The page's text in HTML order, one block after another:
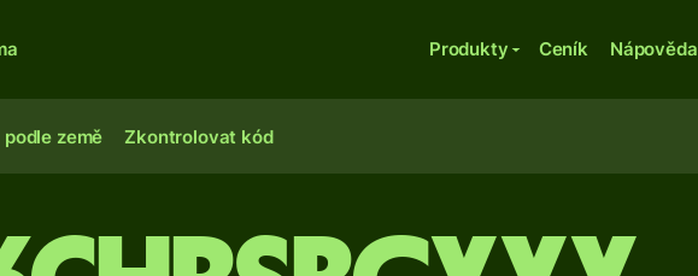
Produkty Ceník Nápověda
země Zkontrolovat kód